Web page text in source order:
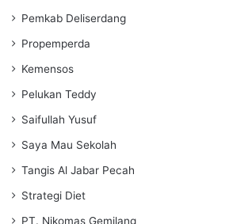
Pemkab Deliserdang
Propemperda
Kemensos
Pelukan Teddy
Saifullah Yusuf
Saya Mau Sekolah
Tangis Al Jabar Pecah
Strategi Diet
PT. Nikomas Gemilang